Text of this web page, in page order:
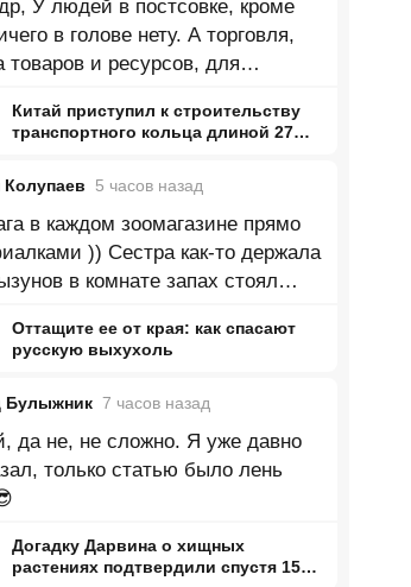
У людей в постсовке, кроме
в голове нету. А торговля,
товаров и ресурсов, для
Китай приступил к строительству
транспортного кольца длиной 27
Колупаев
5 часов назад
в каждом зоомагазине прямо
)) Сестра как-то держала
в комнате запах стоял
Оттащите ее от края: как спасают
русскую выхухоль
Булыжник 7 часов назад
да не, не сложно. Я уже давно
только статью было лень
Догадку Дарвина о хищных
растениях подтвердили спустя 150